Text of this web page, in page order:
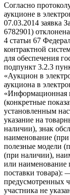
Согласно
аукционе в
07.03.2014 заявка
6782901)
4 статьи 67
контрактной
для обеспечения
подпункт 3.2.3
«Аукцион в
аукциона в
«Информационная
(конкретные
установленным
указание на
наличии), знак
наименование
полезные модели
(при наличии),
или наименование
поставки товара):
предусмотренных
участника не